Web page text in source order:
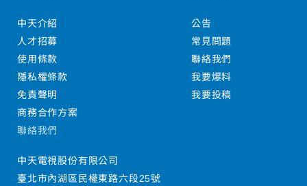
中天介紹
人才招募
使用條款
隱私權條款
免責聲明
商務合作方案
公告
常見問題
聯絡我們
我要爆料
我要投稿
聯絡我們
中天電視股份有限公司
臺北市內湖區民權東路六段25號